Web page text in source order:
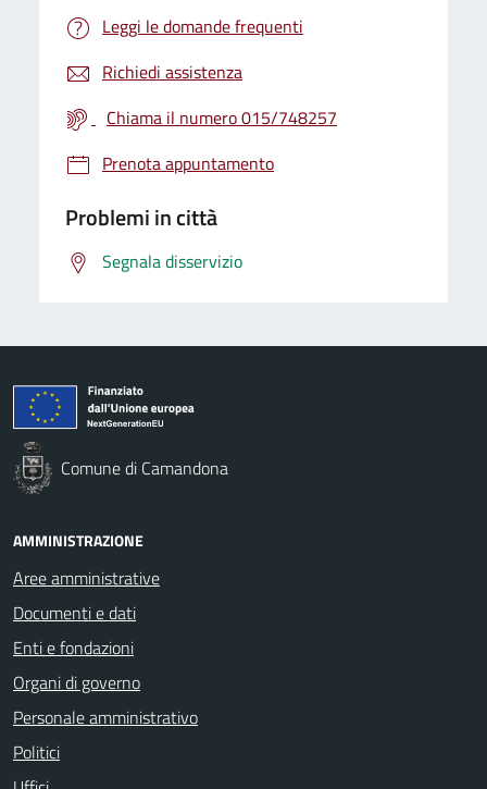
Leggi le domande frequenti
Richiedi assistenza
Chiama il numero 015/748257
Prenota appuntamento
Problemi in città
Segnala disservizio
Comune di Camandona
AMMINISTRAZIONE
Aree amministrative
Documenti e dati
Enti e fondazioni
Organi di governo
Personale amministrativo
Politici